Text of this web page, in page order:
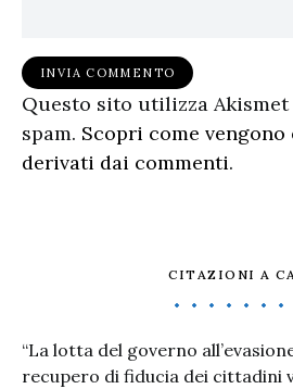
Questo sito utilizza
spam. Scopri come
derivati dai commenti.
CITAZIONI A
“La lotta del governo
recupero di fiducia dei cittadini